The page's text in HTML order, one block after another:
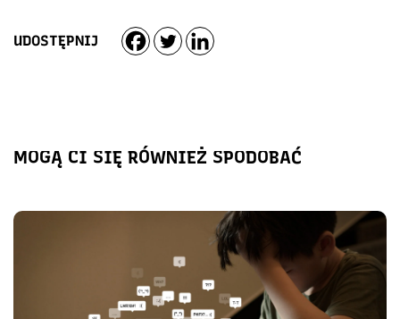
UDOSTĘPNIJ
MOGĄ CI SIĘ RÓWNIEŻ SPODOBAĆ